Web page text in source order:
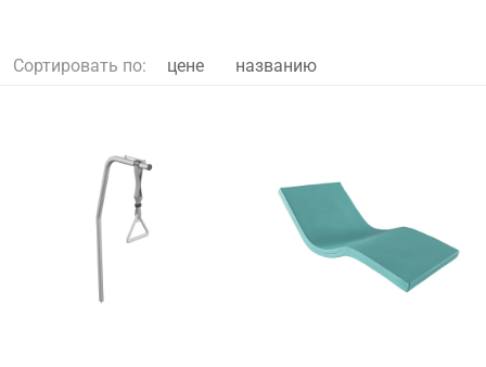
Сортировать по: цене названию